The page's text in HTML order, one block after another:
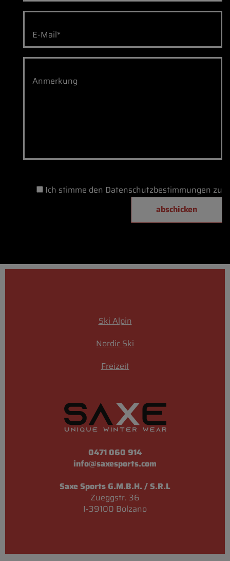
E-Mail*
Anmerkung
Ich stimme den Datenschutzbestimmungen zu
abschicken
Ski Alpin
Nordic Ski
Freizeit
0471 060 914
info@saxesports.com
Saxe Sports G.M.B.H. / S.R.L
Zueggstr. 36
I-39100 Bolzano